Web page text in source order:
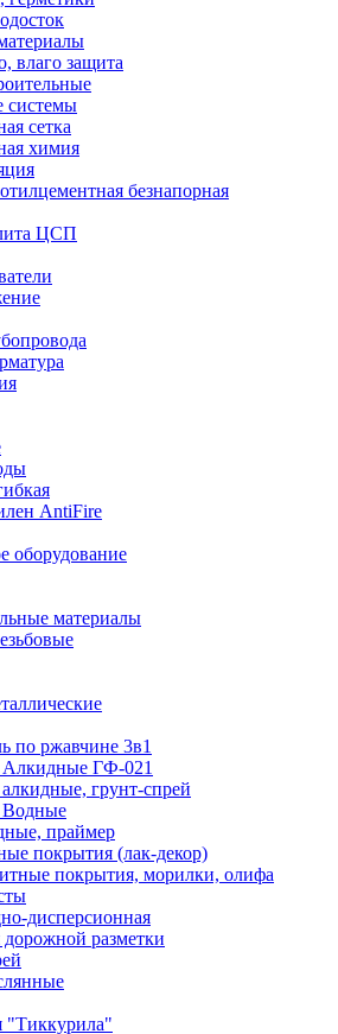
влаго защита
системы
сетка
химия
безнапорная
ЦСП
AntiFire
оборудование
материалы
по ржавчине 3в1
Алкидные ГФ-021
грунт-спрей
Водные
праймер
покрытия (лак-декор)
покрытия, морилки, олифа
дисперсионная
дорожной разметки
"Тиккурила"